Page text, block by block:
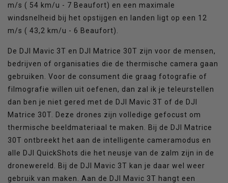
m/s ( 54 km/u - 7 Beaufort) en een maximale
windsnelheid bij het opstijgen en landen ligt op een 12
m/s ( 43,2 km/u - 6 Beaufort).
De DJI Mavic 3T en DJI Matrice 30T zijn voor de mensen,
bedrijven of organisaties die de thermische camera gaan
gebruiken. Voor de consument die graag fotografie of
filmografie willen uit oefenen, dan zal ik je teleurstellen
dan ben je niet gered met de DJI Mavic 3T of de DJI
Matrice 30T. Deze drones zijn volledige gefocust om
thermische beeldmateriaal te maken. Bij de DJI Matrice
30T ontbreekt het aan de intelligente cameramodus en
alle DJI QuickShots die het neusje van de zalm zijn in de
dronewereld. Bij de DJI Mavic 3T kan je daar wel weer
gebruik van maken. Aan de DJI Mavic 3T hangt een